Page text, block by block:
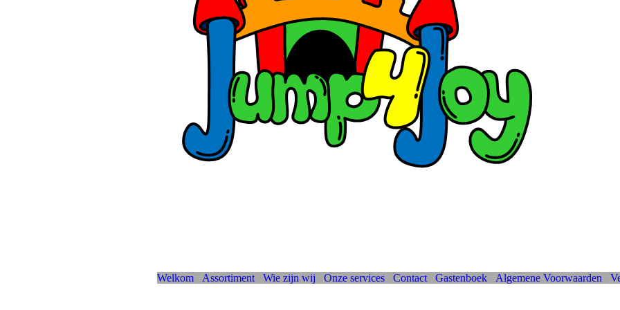
Welkom Assortiment Wie zijn wij Onze services Contact Gastenboek Algemene Voorwaarden